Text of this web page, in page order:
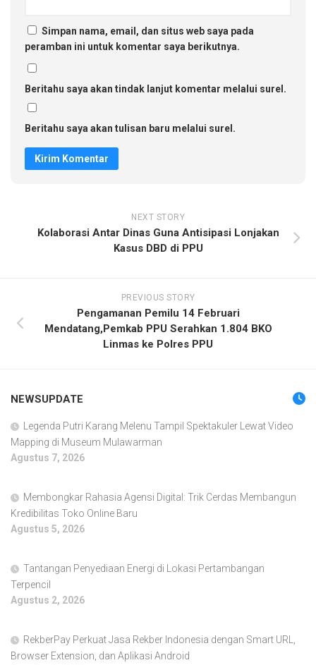
Simpan nama, email, dan situs web saya pada
peramban ini untuk komentar saya berikutnya.
Beritahu saya akan tindak lanjut komentar melalui surel.
Beritahu saya akan tulisan baru melalui surel.
NEXT STORY
Kolaborasi Antar Dinas Guna Antisipasi Lonjakan
Kasus DBD di PPU
PREVIOUS STORY
Pengamanan Pemilu 14 Februari
Mendatang,Pemkab PPU Serahkan 1.804 BKO
Linmas ke Polres PPU
NEWSUPDATE
Legenda Putri Karang Melenu Tampil Spektakuler Lewat Video
Mapping di Museum Mulawarman
Agustus 7, 2026
Membongkar Rahasia Agensi Digital: Trik Cerdas Membangun
Kredibilitas Toko Online Baru
Agustus 5, 2026
Tantangan Penyediaan Energi di Lokasi Pertambangan
Terpencil
Agustus 2, 2026
RekberPay Perkuat Jasa Rekber Indonesia dengan Smart URL,
Browser Extension, dan Aplikasi Android